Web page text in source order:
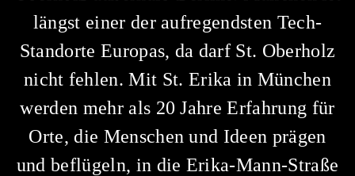
längst einer der aufregendsten Tech-
Standorte Europas, da darf St. Oberholz
nicht fehlen. Mit St. Erika in München
werden mehr als 20 Jahre Erfahrung für
Orte, die Menschen und Ideen prägen
und beflügeln, in die Erika-Mann-Straße